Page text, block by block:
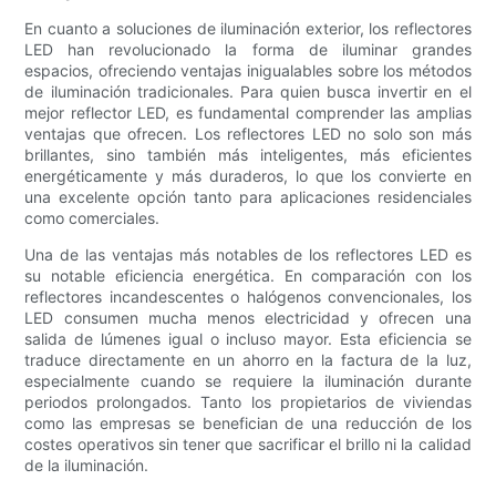
En cuanto a soluciones de iluminación exterior, los reflectores
LED han revolucionado la forma de iluminar grandes
espacios, ofreciendo ventajas inigualables sobre los métodos
de iluminación tradicionales. Para quien busca invertir en el
mejor reflector LED, es fundamental comprender las amplias
ventajas que ofrecen. Los reflectores LED no solo son más
brillantes, sino también más inteligentes, más eficientes
energéticamente y más duraderos, lo que los convierte en
una excelente opción tanto para aplicaciones residenciales
como comerciales.
Una de las ventajas más notables de los reflectores LED es
su notable eficiencia energética. En comparación con los
reflectores incandescentes o halógenos convencionales, los
LED consumen mucha menos electricidad y ofrecen una
salida de lúmenes igual o incluso mayor. Esta eficiencia se
traduce directamente en un ahorro en la factura de la luz,
especialmente cuando se requiere la iluminación durante
periodos prolongados. Tanto los propietarios de viviendas
como las empresas se benefician de una reducción de los
costes operativos sin tener que sacrificar el brillo ni la calidad
de la iluminación.